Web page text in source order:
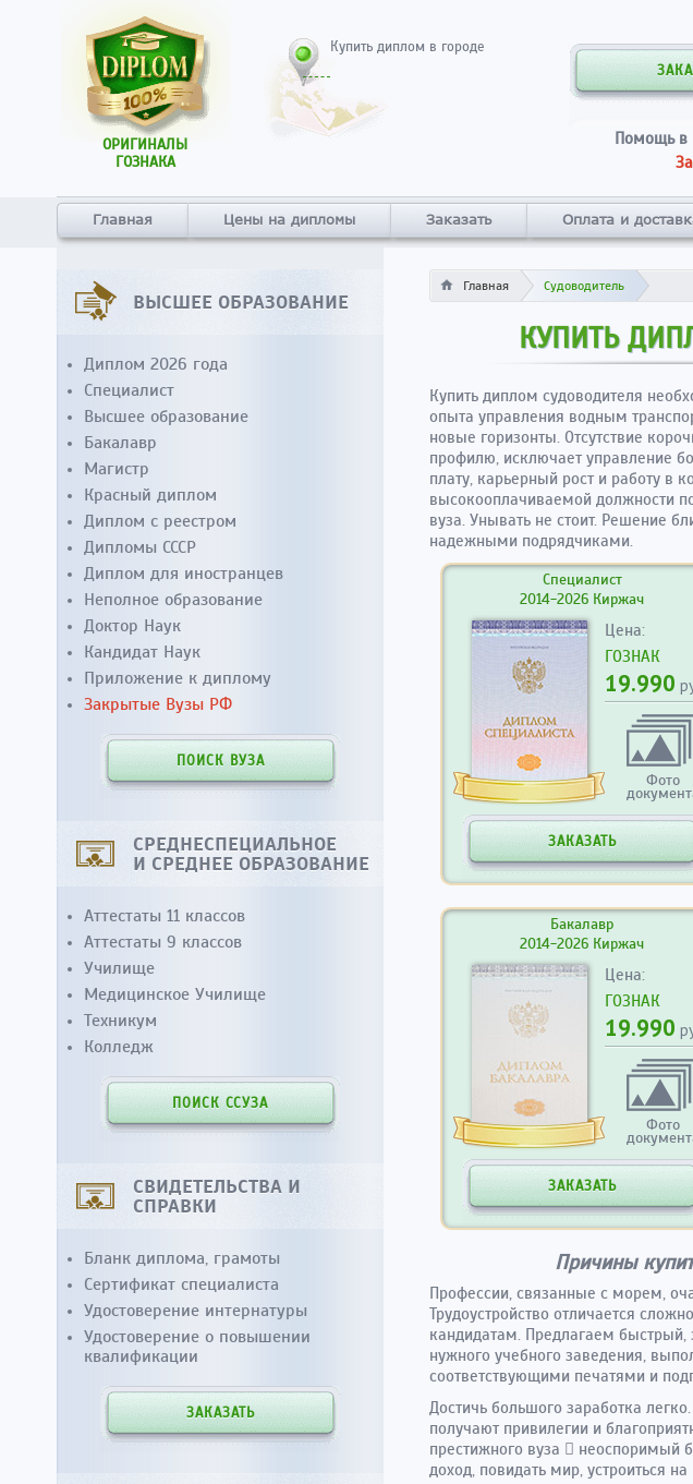
ОРИГИНАЛЫ
ГОЗНАКА
Купить диплом в городе
Помощь в
Главная Цены на дипломы Заказать Оплата и
Главная Судоводитель
КУПИТЬ
Купить диплом судоводителя
опыта управления водным
новые горизонты. Отсутствие
профилю, исключает управление
плату, карьерный рост и работу в
высокооплачиваемой должности
вуза. Унывать не стоит. Решение
надежными подрядчиками.
Специалист
2014-2026 Киржач
Цена:
ГОЗНАК
19.990
Фото
ЗАКАЗАТЬ
Бакалавр
2014-2026 Киржач
Цена:
ГОЗНАК
19.990
Фото
ЗАКАЗАТЬ
Причины
Профессии, связанные с морем,
Трудоустройство отличается
кандидатам. Предлагаем
нужного учебного заведения,
соответствующими печатями и
Достичь большого заработка
получают привилегии и
престижного вуза  неоспоримый
доход, повидать мир, устроиться
ВЫСШЕЕ ОБРАЗОВАНИЕ
Диплом 2026 года
Специалист
Высшее образование
Бакалавр
Магистр
Красный диплом
Диплом с реестром
Дипломы СССР
Диплом для иностранцев
Неполное образование
Доктор Наук
Кандидат Наук
Приложение к диплому
Закрытые Вузы РФ
ПОИСК ВУЗА
СРЕДНЕСПЕЦИАЛЬНОЕ
И СРЕДНЕЕ ОБРАЗОВАНИЕ
Аттестаты 11 классов
Аттестаты 9 классов
Училище
Медицинское Училище
Техникум
Колледж
ПОИСК ССУЗА
СВИДЕТЕЛЬСТВА И
СПРАВКИ
Бланк диплома, грамоты
Сертификат специалиста
Удостоверение интернатуры
Удостоверение о повышении
квалификации
ЗАКАЗАТЬ